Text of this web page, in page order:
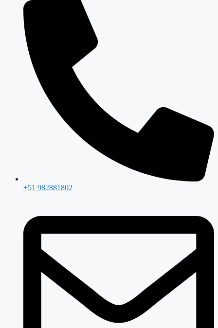
+51 982881802